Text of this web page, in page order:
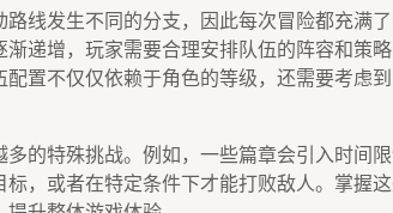
线发生不同的分支，因此每次冒险都充满
递增，玩家需要合理安排队伍的阵容和策
置不仅仅依赖于角色的等级，还需要考虑
的特殊挑战。例如，一些篇章会引入时间
，或者在特定条件下才能打败敌人。掌握